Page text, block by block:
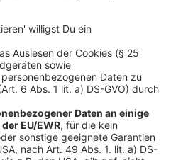
0%
0%
0%